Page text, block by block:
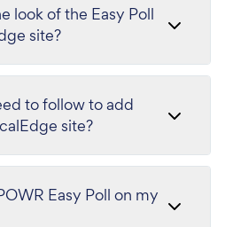
look of the Easy Poll
site?
to follow to add
site?
Easy Poll on my